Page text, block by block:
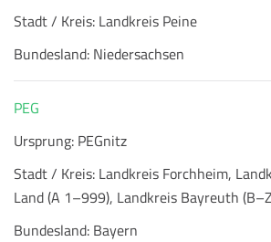
Stadt / Kreis: Landkreis Peine
Bundesland: Niedersachsen
PEG
Ursprung: PEGnitz
Stadt / Kreis: Landkreis Forchheim,
Land (A 1–999), Landkreis Bayreuth
Bundesland: Bayern